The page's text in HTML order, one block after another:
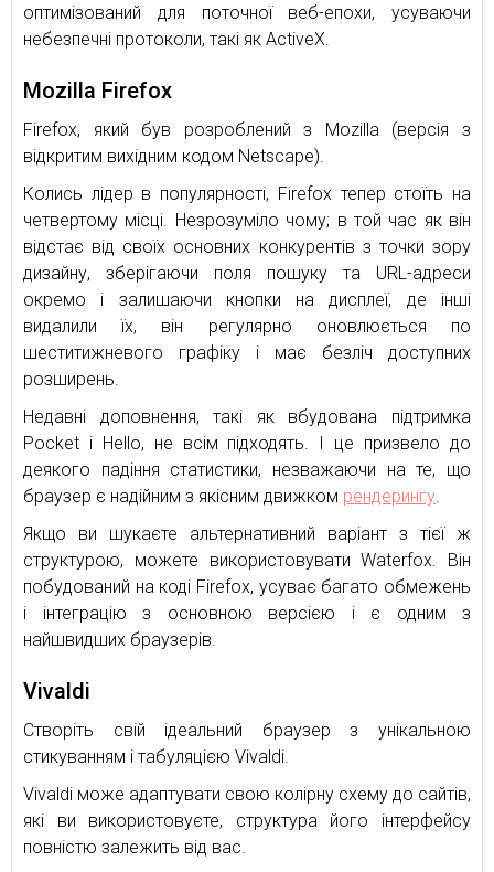
оптимізований для поточної веб-епохи, усуваючи
небезпечні протоколи, такі як ActiveX.
Mozilla Firefox
Firefox, який був розроблений з Mozilla (версія з
відкритим вихідним кодом Netscape).
Колись лідер в популярності, Firefox тепер стоїть на
четвертому місці. Незрозуміло чому; в той час як він
відстає від своїх основних конкурентів з точки зору
дизайну, зберігаючи поля пошуку та URL-адреси
окремо і залишаючи кнопки на дисплеї, де інші
видалили їх, він регулярно оновлюється по
шеститижневого графіку і має безліч доступних
розширень.
Недавні доповнення, такі як вбудована підтримка
Pocket і Hello, не всім підходять. І це призвело до
деякого падіння статистики, незважаючи на те, що
браузер є надійним з якісним движком рендерингу.
Якщо ви шукаєте альтернативний варіант з тієї ж
структурою, можете використовувати Waterfox. Він
побудований на коді Firefox, усуває багато обмежень
і інтеграцію з основною версією і є одним з
найшвидших браузерів.
Vivaldi
Створіть свій ідеальний браузер з унікальною
стикуванням і табуляцією Vivaldi.
Vivaldi може адаптувати свою колірну схему до сайтів,
які ви використовуєте, структура його інтерфейсу
повністю залежить від вас.